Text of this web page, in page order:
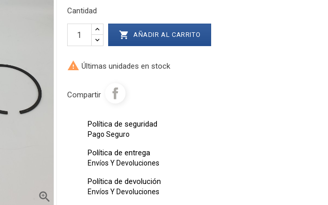

Cantidad
 AÑADIR AL CARRITO
 Últimas unidades en stock
Compartir
Política de seguridad
Pago Seguro
Política de entrega
Envíos Y Devoluciones
Política de devolución
Envíos Y Devoluciones